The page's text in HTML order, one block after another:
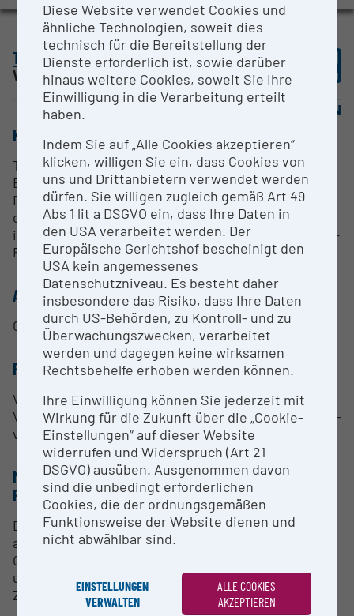
Technische Universität Wien (TU Wien)
Wien |Website
OPEN FOR COLLABORATION
KURZBESCHREIBUNG
Terrestrischer Laserscanner Riegl VZ400i (2022);
Entfernungsmessbereich max. 800m; schnelle
Datenerfassung bis 500.000 Messungen/Sekunde;
on-board Scan Registrierung; Blickfeld 100°x360°;
inkl. aufgepflanzter Kamera Sony Alpha 7R IV; GNSS-
RTK-Modul; Karbon-Stativ; 4 Sätze Akkus á 3 Stück
ANSPRECHPERSON
Camillo Ressl
RESEARCH SERVICES
Verleih von terrestrischem Laserscanner Riegl
VZ400i und Unterstützung bei Datenerfassung und -
verarbeitung
METHODEN & EXPERTISE ZUR
FORSCHUNGSINFRASTRUKTUR
Datenerfassung und -verarbeitung; (teil-)
automatisierte Segmentierung und
Objektrekonstruktion; Dokumentation natürlicher
und gebauter Umgebung; 3D Modelle als digitale
Zwillinge von Baudenkmälern (BIM / HBIM)
Diese Website verwendet Cookies und
ähnliche Technologien, soweit dies
technisch für die Bereitstellung der
Dienste erforderlich ist, sowie darüber
hinaus weitere Cookies, soweit Sie Ihre
Einwilligung in die Verarbeitung erteilt
haben.
Indem Sie auf „Alle Cookies akzeptieren“
klicken, willigen Sie ein, dass Cookies von
uns und Drittanbietern verwendet werden
dürfen. Sie willigen zugleich gemäß Art 49
Abs 1 lit a DSGVO ein, dass Ihre Daten in
den USA verarbeitet werden. Der
Europäische Gerichtshof bescheinigt den
USA kein angemessenes
Datenschutzniveau. Es besteht daher
insbesondere das Risiko, dass Ihre Daten
durch US-Behörden, zu Kontroll- und zu
Überwachungszwecken, verarbeitet
werden und dagegen keine wirksamen
Rechtsbehelfe erhoben werden können.
Ihre Einwilligung können Sie jederzeit mit
Wirkung für die Zukunft über die „Cookie-
Einstellungen“ auf dieser Website
widerrufen und Widerspruch (Art 21
DSGVO) ausüben. Ausgenommen davon
sind die unbedingt erforderlichen
Cookies, die der ordnungsgemäßen
Funktionsweise der Website dienen und
nicht abwählbar sind.
EINSTELLUNGEN
VERWALTEN
ALLE COOKIES
AKZEPTIEREN